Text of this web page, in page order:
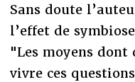
Sans doute
l’effet de
"Les moyens dont
vivre ces